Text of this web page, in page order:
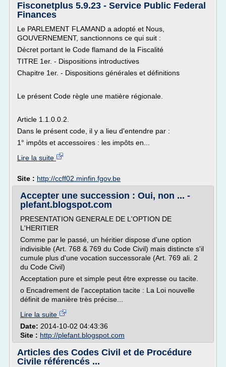
Fisconetplus 5.9.23 - Service Public Federal
Finances
Le PARLEMENT FLAMAND a adopté et Nous,
GOUVERNEMENT, sanctionnons ce qui suit :
Décret portant le Code flamand de la Fiscalité
TITRE 1er. - Dispositions introductives
Chapitre 1er. - Dispositions générales et définitions
Le présent Code règle une matière régionale.
Article 1.1.0.0.2.
Dans le présent code, il y a lieu d'entendre par :
1° impôts et accessoires : les impôts en...
Lire la suite
Site : http://ccff02.minfin.fgov.be
Accepter une succession : Oui, non ... -
plefant.blogspot.com
PRESENTATION GENERALE DE L'OPTION DE
L'HERITIER
Comme par le passé, un héritier dispose d'une option
indivisible (Art. 768 & 769 du Code Civil) mais distincte s'il
cumule plus d'une vocation successorale (Art. 769 ali. 2
du Code Civil)
Acceptation pure et simple peut être expresse ou tacite.
o Encadrement de l'acceptation tacite : La Loi nouvelle
définit de manière très précise...
Lire la suite
Date: 2014-10-02 04:43:36
Site : http://plefant.blogspot.com
Articles des Codes Civil et de Procédure
Civile référencés ...